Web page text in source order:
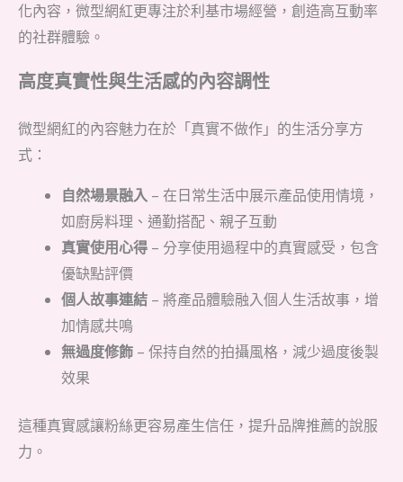
化內容，微型網紅更專注於利基市場經營，創造高互動率
的社群體驗。
高度真實性與生活感的內容調性
微型網紅的內容魅力在於「真實不做作」的生活分享方
式：
自然場景融入 – 在日常生活中展示產品使用情境，
如廚房料理、通勤搭配、親子互動
真實使用心得 – 分享使用過程中的真實感受，包含
優缺點評價
個人故事連結 – 將產品體驗融入個人生活故事，增
加情感共鳴
無過度修飾 – 保持自然的拍攝風格，減少過度後製
效果
這種真實感讓粉絲更容易產生信任，提升品牌推薦的說服
力。